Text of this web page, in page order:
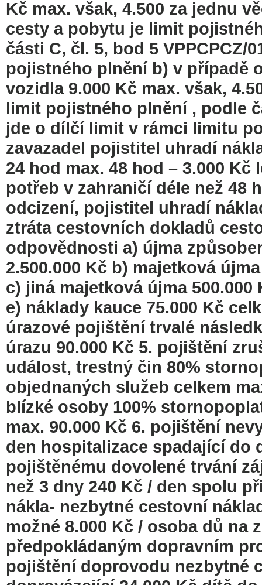
Kč max. však, 4.500 za jednu
cesty a pobytu je limit
části C, čl. 5, bod 5
pojistného plnění b) v případě
vozidla 9.000 Kč max. však,
limit pojistného plnění , podle
jde o dílčí limit v rámci limitu
zavazadel pojistitel uhradí
24 hod max. 48 hod – 3.000
potřeb v zahraničí déle než 48
odcizení, pojistitel uhradí
ztráta cestovních dokladů
odpovědnosti a) újma
2.500.000 Kč b) majetková
c) jiná majetková újma
e) náklady kauce 75.000 Kč
úrazové pojištění trvalé
úrazu 90.000 Kč 5. pojištění
událost, trestný čin 80%
objednaných služeb celkem
blízké osoby 100%
max. 90.000 Kč 6. pojištění
den hospitalizace spadající do
pojištěnému dovolené trvání
než 3 dny 240 Kč / den spolu
nákla- nezbytné cestovní
možné 8.000 Kč / osoba dů
předpokládaným dopravním
pojištění doprovodu nezbytné